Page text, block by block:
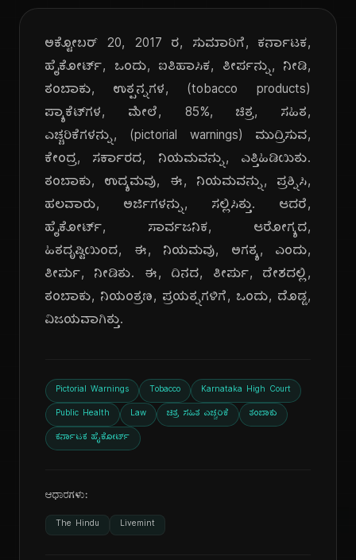
ಅಕ್ಟೋಬರ್ 20, 2017 ರ, ಸುಮಾರಿಗೆ, ಕರ್ನಾಟಕ,
ಹೈಕೋರ್ಟ್, ಒಂದು, ಐತಿಹಾಸಿಕ, ತೀರ್ಪನ್ನು, ನೀಡಿ,
ತಂಬಾಕು, ಉತ್ಪನ್ನಗಳ, (tobacco products)
ಪ್ಯಾಕೆಟ್‌ಗಳ, ಮೇಲೆ, 85%, ಚಿತ್ರ, ಸಹಿತ,
ಎಚ್ಚರಿಕೆಗಳನ್ನು, (pictorial warnings) ಮುದ್ರಿಸುವ,
ಕೇಂದ್ರ, ಸರ್ಕಾರದ, ನಿಯಮವನ್ನು, ಎತ್ತಿಹಿಡಿಯಿತು.
ತಂಬಾಕು, ಉದ್ಯಮವು, ಈ, ನಿಯಮವನ್ನು, ಪ್ರಶ್ನಿಸಿ,
ಹಲವಾರು, ಅರ್ಜಿಗಳನ್ನು, ಸಲ್ಲಿಸಿತ್ತು. ಆದರೆ,
ಹೈಕೋರ್ಟ್, ಸಾರ್ವಜನಿಕ, ಆರೋಗ್ಯದ,
ಹಿತದೃಷ್ಟಿಯಿಂದ, ಈ, ನಿಯಮವು, ಅಗತ್ಯ, ಎಂದು,
ತೀರ್ಪು, ನೀಡಿತು. ಈ, ದಿನದ, ತೀರ್ಪು, ದೇಶದಲ್ಲಿ,
ತಂಬಾಕು, ನಿಯಂತ್ರಣ, ಪ್ರಯತ್ನಗಳಿಗೆ, ಒಂದು, ದೊಡ್ಡ,
ವಿಜಯವಾಗಿತ್ತು.
Pictorial Warnings Tobacco Karnataka High Court
Public Health Law ಚಿತ್ರ ಸಹಿತ ಎಚ್ಚರಿಕೆ ತಂಬಾಕು
ಕರ್ನಾಟಕ ಹೈಕೋರ್ಟ್
ಆಧಾರಗಳು:
The Hindu Livemint